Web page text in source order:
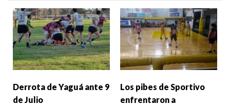
Derrota de Yaguá ante 9
de Julio
Los pibes de Sportivo
enfrentaron a